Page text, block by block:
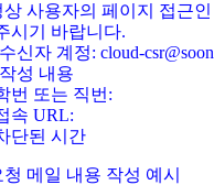
상 사용자의 페이지 접근
시기 바랍니다.
신자 계정: cloud-
성 내용
번 또는 직번:
속 URL:
단된 시간
메일 내용 작성 예시